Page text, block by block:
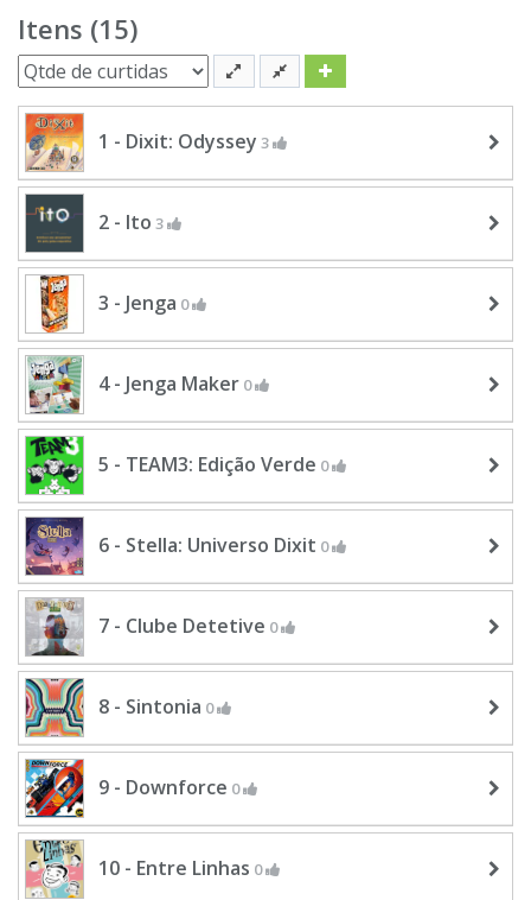
Itens (15)
1 - Dixit: Odyssey 3
2 - Ito 3
3 - Jenga 0
4 - Jenga Maker 0
5 - TEAM3: Edição Verde 0
6 - Stella: Universo Dixit 0
7 - Clube Detetive 0
8 - Sintonia 0
9 - Downforce 0
10 - Entre Linhas 0